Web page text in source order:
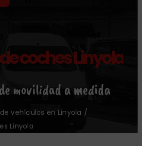
Oficinas
Nosotros
coches Linyola
movilidad a medida
vehículos en Linyola
Linyola